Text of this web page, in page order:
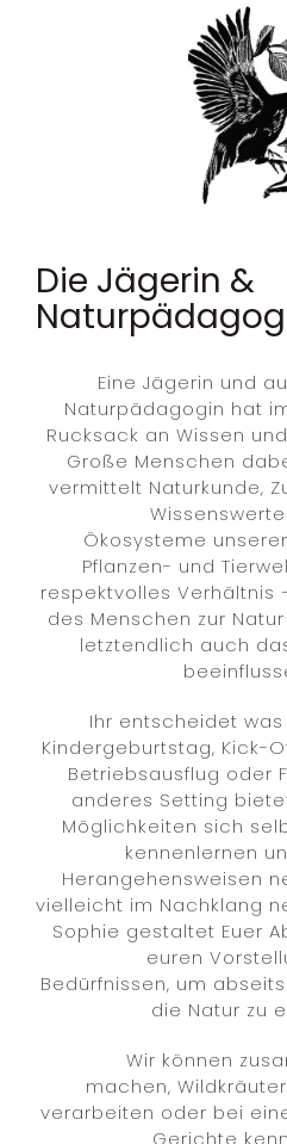
Die Jägerin &
Eine Jägerin und
Naturpädagogin hat
Rucksack an Wissen
Große Menschen
vermittelt Naturkunde,
Ökosysteme
Pflanzen- und
respektvolles Verhältnis
des Menschen zur
letztendlich auch
Ihr entscheidet
Kindergeburtstag, Kick-
Betriebsausflug oder
anderes Setting
Möglichkeiten sich
kennenlernen
Herangehensweisen
vielleicht im Nachklang
Sophie gestaltet Euer
euren
Bedürfnissen, um
die Natur zu
Wir können
machen,
verarbeiten oder bei
Gerichte